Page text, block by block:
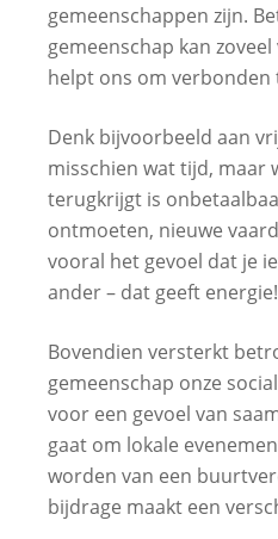
gemeenschappen zijn.
gemeenschap kan
helpt ons om
Denk bijvoorbeeld aan
misschien wat tijd, maar
terugkrijgt is
ontmoeten, nieuwe
vooral het gevoel dat je
ander – dat geeft energie!
Bovendien versterkt
gemeenschap onze
voor een gevoel van
gaat om lokale
worden van een
bijdrage maakt een